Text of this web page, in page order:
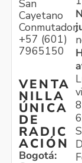
San
Cayetano
Conmutador:
+57 (601)
7965150
VENTA
NILLA
ÚNICA
DE
RADIC
ACIÓN
Bogotá: